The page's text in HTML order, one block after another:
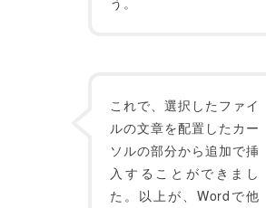
これで、選択したファイ
ルの文章を配置したカー
ソルの部分から追加で挿
入することができまし
た。以上が、Wordで他